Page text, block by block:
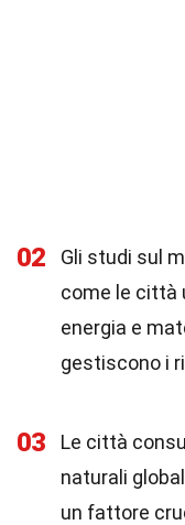
02
Gli studi sul
come le città
energia e
gestiscono i
03
Le città
naturali
un fattore